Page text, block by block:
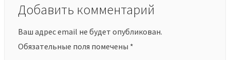
Добавить комментарий
Ваш адрес email не будет опубликован.
Обязательные поля помечены *